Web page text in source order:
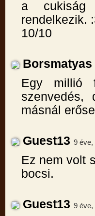
a cukiság
rendelkezik.
10/10
Borsmatyas
Egy millió
másnál
Guest13 9 éve,
Ez nem volt
bocsi.
Guest13 9 éve,